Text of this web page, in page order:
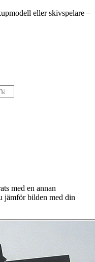
eller skivspelare –
med en annan
jämför bilden med din